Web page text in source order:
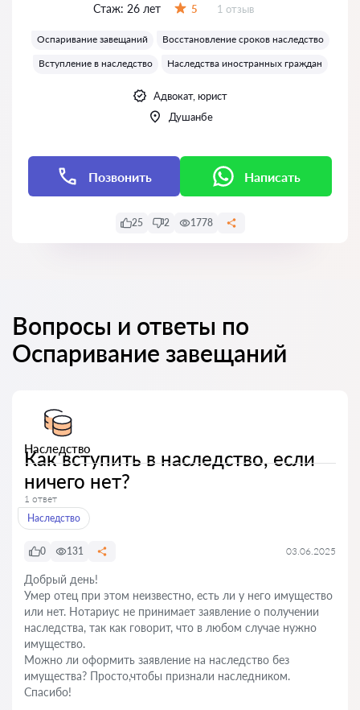
Стаж: 26 лет 5 Отзывов:
1 отзыв
Оспаривание завещаний
Восстановление сроков наследство
Вступление в наследство
Наследства иностранных граждан
Адвокат, юрист
Душанбе
Позвонить Написать
25 2 1778
Вопросы и ответы по
Оспаривание завещаний
Наследство
Как вступить в наследство, если
ничего нет?
1 ответ
Наследство
0 131 03.06.2025
Добрый день!
Умер отец при этом неизвестно, есть ли у него имущество
или нет. Нотариус не принимает заявление о получении
наследства, так как говорит, что в любом случае нужно
имущество.
Можно ли оформить заявление на наследство без
имущества? Просто,чтобы признали наследником.
Спасибо!